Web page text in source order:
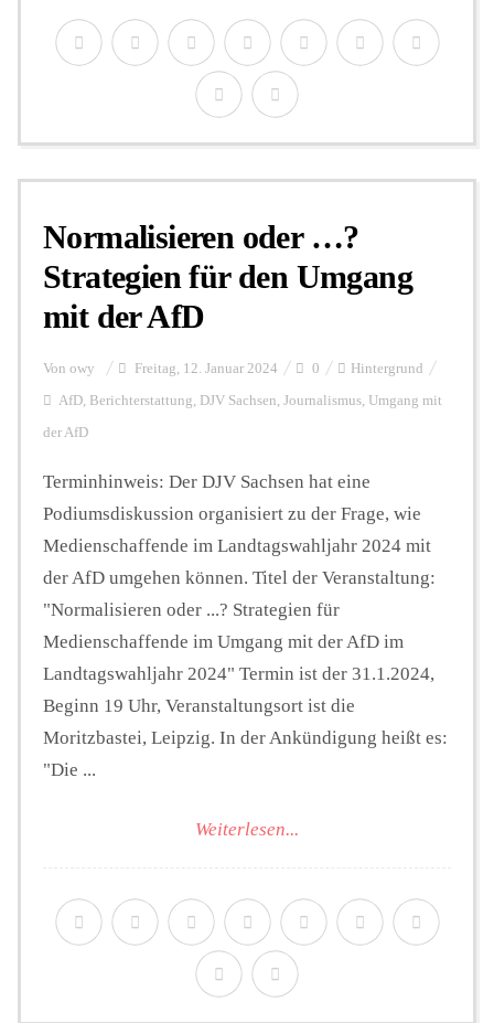
Normalisieren oder …?
Strategien für den Umgang
mit der AfD
Von owy Freitag, 12. Januar 2024 0 Hintergrund
AfD, Berichterstattung, DJV Sachsen, Journalismus, Umgang mit
der AfD
Terminhinweis: Der DJV Sachsen hat eine
Podiumsdiskussion organisiert zu der Frage, wie
Medienschaffende im Landtagswahljahr 2024 mit
der AfD umgehen können. Titel der Veranstaltung:
"Normalisieren oder ...? Strategien für
Medienschaffende im Umgang mit der AfD im
Landtagswahljahr 2024" Termin ist der 31.1.2024,
Beginn 19 Uhr, Veranstaltungsort ist die
Moritzbastei, Leipzig. In der Ankündigung heißt es:
"Die ...
Weiterlesen...